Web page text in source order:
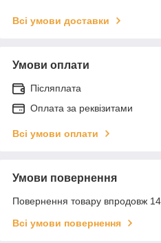
Всі умови доставки
Умови оплати
Післяплата
Оплата за реквізитами
Всі умови оплати
Умови повернення
Повернення товару впродовж
Всі умови повернення